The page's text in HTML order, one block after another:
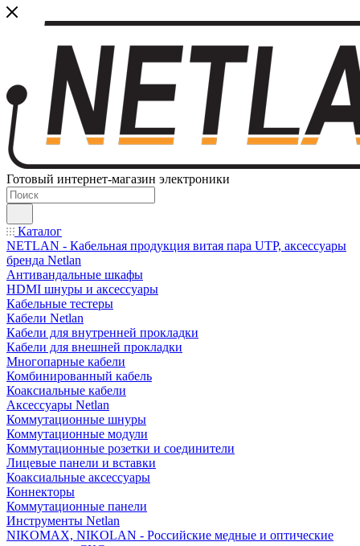
Готовый интернет-магазин электроники
Каталог
NETLAN - Кабельная продукция витая пара UTP, аксессуары
бренда Netlan
Антивандальные шкафы
HDMI шнуры и аксессуары
Кабельные тестеры
Кабели Netlan
Кабели для внутренней прокладки
Кабели для внешней прокладки
Многопарные кабели
Комбинированный кабель
Коаксиальные кабели
Аксессуары Netlan
Коммутационные шнуры
Коммутационные модули
Коммутационные розетки и соединители
Лицевые панели и вставки
Коаксиальные аксессуары
Коннекторы
Коммутационные панели
Инструменты Netlan
NIKOMAX, NIKOLAN - Российские медные и оптические